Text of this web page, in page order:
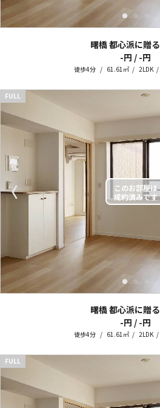
曙橋 都心派に贈る
-円 / -円
徒歩4分 61.61㎡ 2LDK
〈
FULL
曙橋 都心派に贈る
-円 / -円
徒歩4分 61.61㎡ 2LDK
FULL